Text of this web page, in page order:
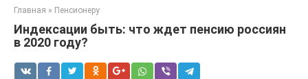
Главная » Пенсионеру
Индексации быть: что ждет пенсию россиян
в 2020 году?